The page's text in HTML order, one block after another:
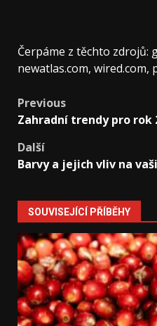
Čerpáme z těchto zdrojů:
newatlas.com, wired.com,
Post
navigation
Previous
Zahradní trendy pro rok
Další
Barvy a jejich vliv na
SOUVISEJÍCÍ PŘÍBĚHY